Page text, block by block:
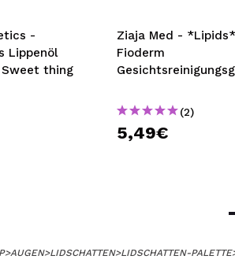
-
Lippenöl
thing
Ziaja Med -
Fioderm
(2)
5,49€
>AUGEN>LIDSCHATTEN>LIDSCHATTEN-PALETTE